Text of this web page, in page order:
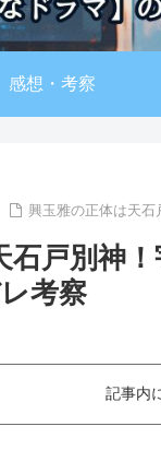
感想・考察
興玉雅の正体は天
石戸別神
考察
記事内